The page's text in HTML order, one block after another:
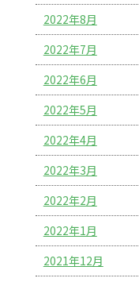
2022年8月
2022年7月
2022年6月
2022年5月
2022年4月
2022年3月
2022年2月
2022年1月
2021年12月